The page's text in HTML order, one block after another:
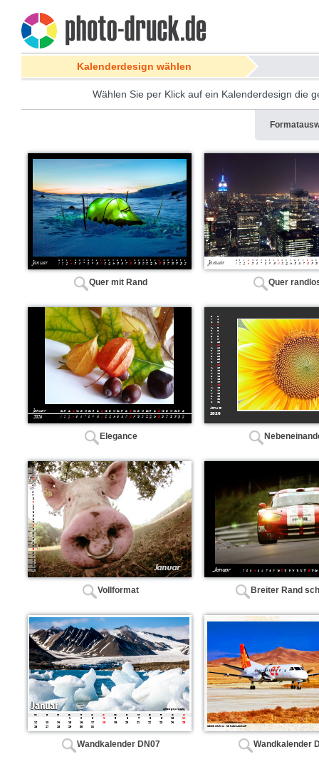
Kalenderdesign wählen
Wählen Sie per Klick auf ein Kalenderdesign die
Quer mit Rand Quer
Elegance
Vollformat Breiter Rand
Wandkalender DN07 Wandkalender